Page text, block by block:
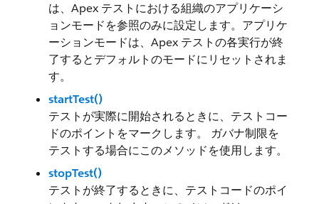
は、Apex テストにおける組織のアプリケーシ
ョンモードを参照のみに設定します。アプリケ
ーションモードは、Apex テストの各実行が終
了するとデフォルトのモードにリセットされま
す。
startTest()
テストが実際に開始されるときに、テストコー
ドのポイントをマークします。 ガバナ制限を
テストする場合にこのメソッドを使用します。
stopTest()
テストが終了するときに、テストコードのポイ